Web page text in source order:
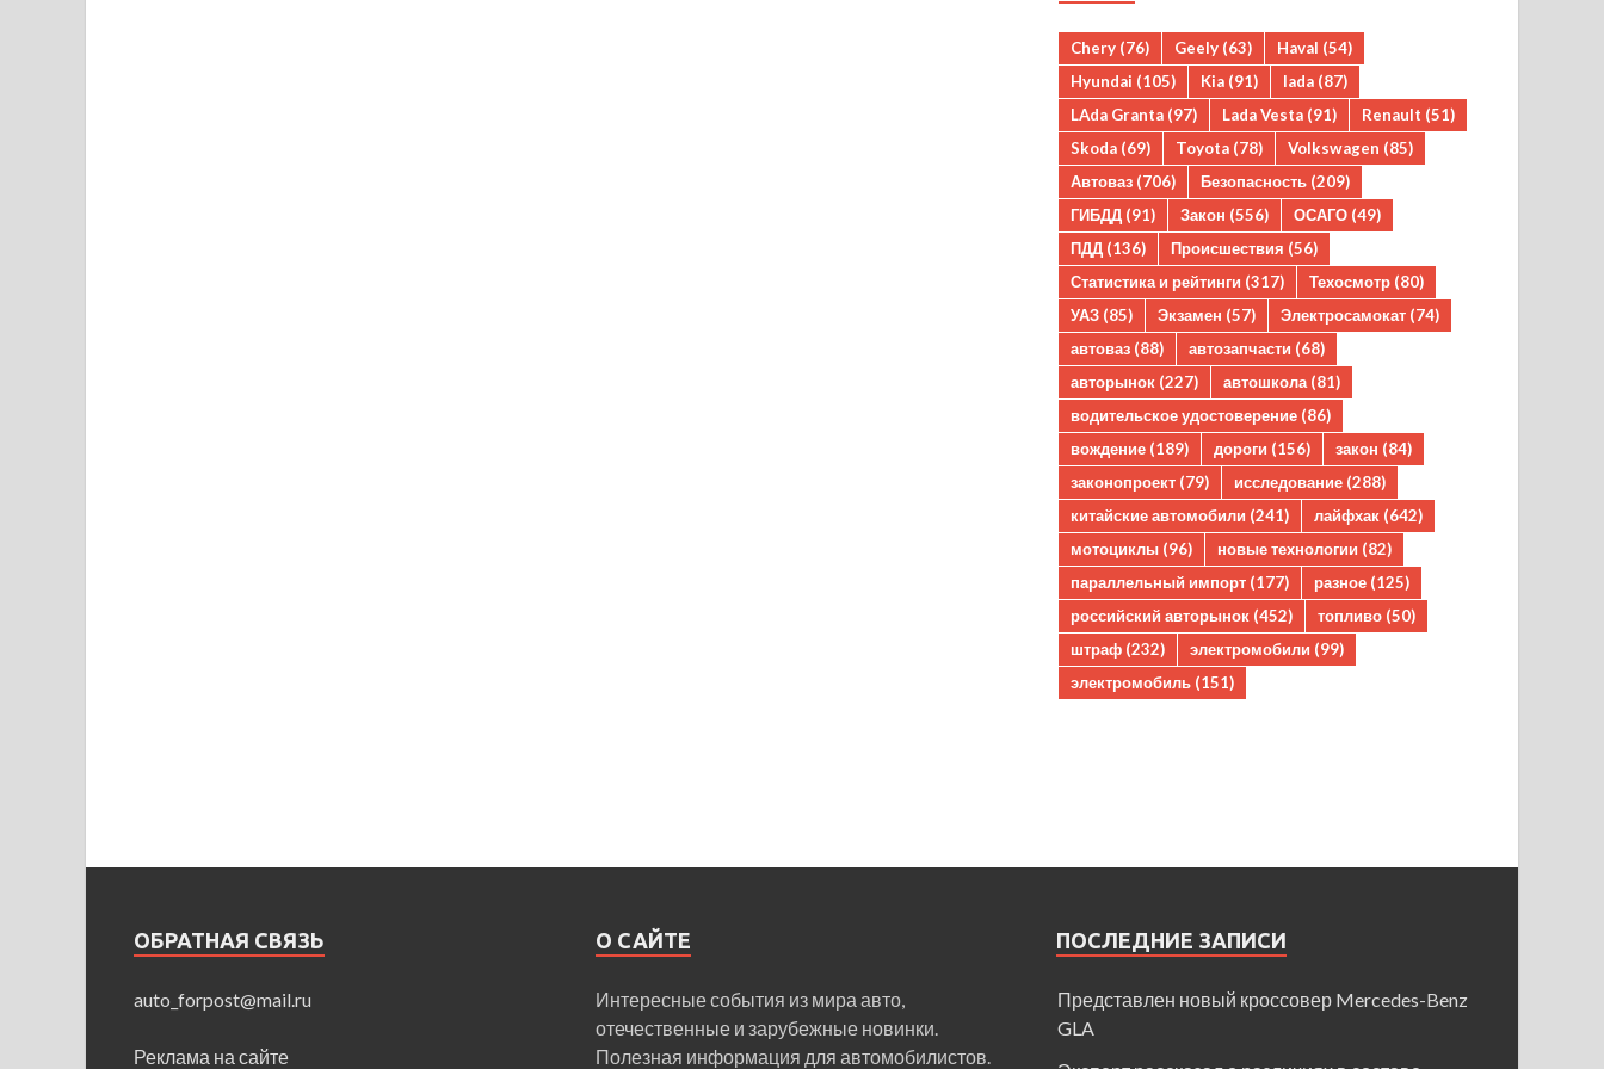
Chery (76) Geely (63) Haval (54)
Hyundai (105) Kia (91) lada (87)
LAda Granta (97) Lada Vesta (91) Renault (51)
Skoda (69) Toyota (78) Volkswagen (85)
Автоваз (706) Безопасность (209)
ГИБДД (91) Закон (556) ОСАГО (49)
ПДД (136) Происшествия (56)
Статистика и рейтинги (317) Техосмотр (80)
УАЗ (85) Экзамен (57) Электросамокат (74)
автоваз (88) автозапчасти (68)
авторынок (227) автошкола (81)
водительское удостоверение (86)
вождение (189) дороги (156) закон (84)
законопроект (79) исследование (288)
китайские автомобили (241) лайфхак (642)
мотоциклы (96) новые технологии (82)
параллельный импорт (177) разное (125)
российский авторынок (452) топливо (50)
штраф (232) электромобили (99)
электромобиль (151)
ОБРАТНАЯ СВЯЗЬ
auto_forpost@mail.ru
Реклама на сайте
О САЙТЕ
Интересные события из мира авто,
отечественные и зарубежные новинки.
Полезная информация для автомобилистов.
ПОСЛЕДНИЕ ЗАПИСИ
Представлен новый кроссовер Mercedes-Benz
GLA